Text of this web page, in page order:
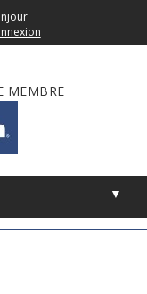
MEMBRE
▼